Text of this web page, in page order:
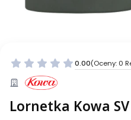
0.00(Oceny: 0
Lornetka Kowa